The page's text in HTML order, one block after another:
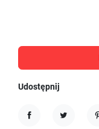
Udostępnij